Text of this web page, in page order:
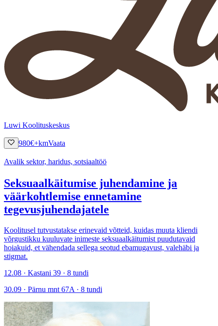
Luwi Koolituskeskus
980€+kmVaata
Avalik sektor, haridus, sotsiaaltöö
Seksuaalkäitumise juhendamine ja
väärkohtlemise ennetamine
tegevusjuhendajatele
Koolitusel tutvustatakse erinevaid võtteid, kuidas muuta kliendi
võrgustikku kuuluvate inimeste seksuaalkäitumist puudutavaid
hoiakuid, et vähendada sellega seotud ebamugavust, valehäbi ja
stigmat.
12.08 · Kastani 39 · 8 tundi
30.09 · Pärnu mnt 67A · 8 tundi